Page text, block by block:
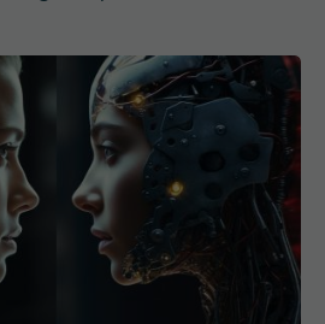
poate schimba felul în care
sau gestionarea